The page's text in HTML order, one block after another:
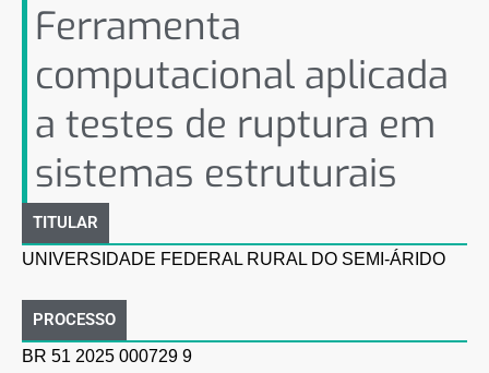
Ferramenta
computacional aplicada
a testes de ruptura em
sistemas estruturais
TITULAR
UNIVERSIDADE FEDERAL RURAL DO SEMI-ÁRIDO
PROCESSO
BR 51 2025 000729 9